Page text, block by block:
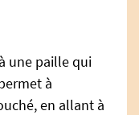
une paille qui
à
en allant à